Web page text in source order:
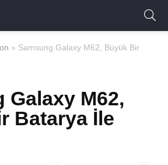
» Samsung Galaxy M62, Büyük Bir
Galaxy M62,
Batarya İle